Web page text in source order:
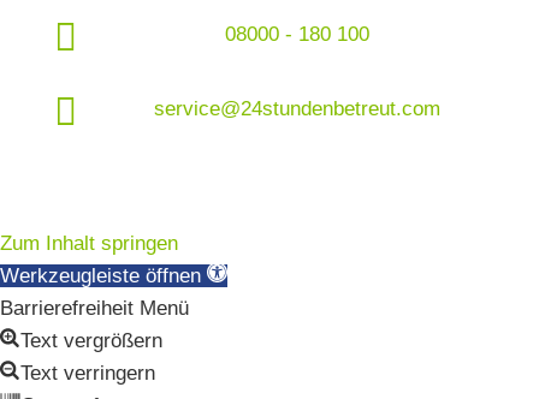
 08000 - 180 100
 service@24stundenbetreut.com
Zum Inhalt springen
Werkzeugleiste öffnen
Barrierefreiheit Menü
Text vergrößern
Text verringern